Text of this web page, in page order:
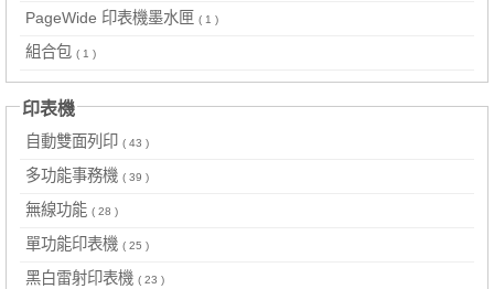
PageWide 印表機墨水匣 ( 1 )
組合包 ( 1 )
印表機
自動雙面列印 ( 43 )
多功能事務機 ( 39 )
無線功能 ( 28 )
單功能印表機 ( 25 )
黑白雷射印表機 ( 23 )